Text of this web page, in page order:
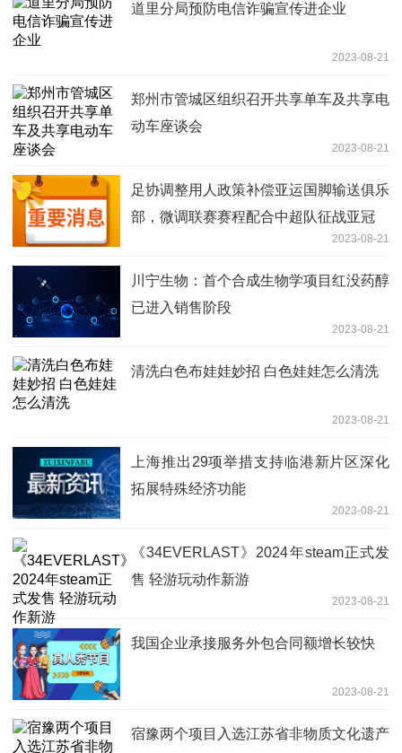
道里分局预防电信诈骗宣传进企业
2023-08-21
郑州市管城区组织召开共享单车及共享电
动车座谈会
2023-08-21
足协调整用人政策补偿亚运国脚输送俱乐
部，微调联赛赛程配合中超队征战亚冠
2023-08-21
川宁生物：首个合成生物学项目红没药醇
已进入销售阶段
2023-08-21
清洗白色布娃娃妙招 白色娃娃怎么清洗
2023-08-21
上海推出29项举措支持临港新片区深化
拓展特殊经济功能
2023-08-21
《34EVERLAST》2024年steam正式发
售 轻游玩动作新游
2023-08-21
我国企业承接服务外包合同额增长较快
2023-08-21
宿豫两个项目入选江苏省非物质文化遗产